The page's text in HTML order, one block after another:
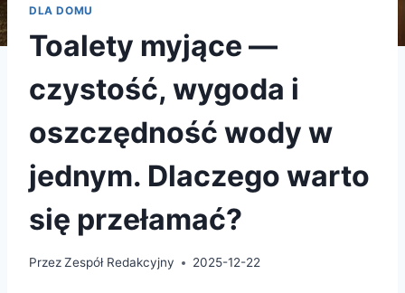
DLA DOMU
Toalety myjące —
czystość, wygoda i
oszczędność wody w
jednym. Dlaczego warto
się przełamać?
PrzezZespół Redakcyjny 2025-12-22